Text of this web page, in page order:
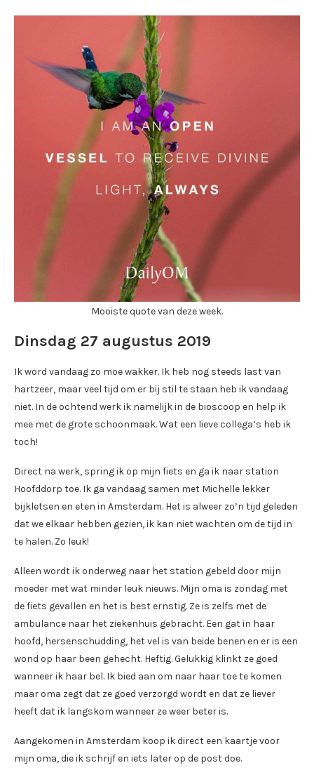
Mooiste quote van deze week.
Dinsdag 27 augustus 2019
Ik word vandaag zo moe wakker. Ik heb nog steeds last van
hartzeer, maar veel tijd om er bij stil te staan heb ik vandaag
niet. In de ochtend werk ik namelijk in de bioscoop en help ik
mee met de grote schoonmaak. Wat een lieve collega’s heb ik
toch!
Direct na werk, spring ik op mijn fiets en ga ik naar station
Hoofddorp toe. Ik ga vandaag samen met Michelle lekker
bijkletsen en eten in Amsterdam. Het is alweer zo’n tijd geleden
dat we elkaar hebben gezien, ik kan niet wachten om de tijd in
te halen. Zo leuk!
Alleen wordt ik onderweg naar het station gebeld door mijn
moeder met wat minder leuk nieuws. Mijn oma is zondag met
de fiets gevallen en het is best ernstig. Ze is zelfs met de
ambulance naar het ziekenhuis gebracht. Een gat in haar
hoofd, hersenschudding, het vel is van beide benen en er is een
wond op haar been gehecht. Heftig. Gelukkig klinkt ze goed
wanneer ik haar bel. Ik bied aan om naar haar toe te komen
maar oma zegt dat ze goed verzorgd wordt en dat ze liever
heeft dat ik langskom wanneer ze weer beter is.
Aangekomen in Amsterdam koop ik direct een kaartje voor
mijn oma, die ik schrijf en iets later op de post doe.